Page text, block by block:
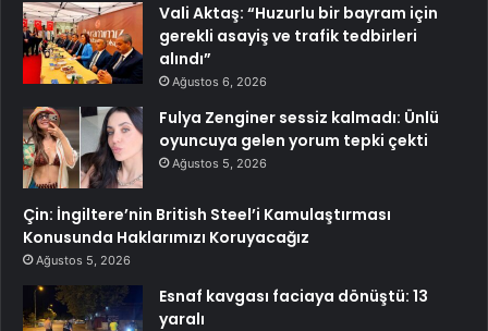
Vali Aktaş: “Huzurlu bir bayram için
gerekli asayiş ve trafik tedbirleri
alındı”
Ağustos 6, 2026
Fulya Zenginer sessiz kalmadı: Ünlü
oyuncuya gelen yorum tepki çekti
Ağustos 5, 2026
Çin: İngiltere’nin British Steel’i Kamulaştırması
Konusunda Haklarımızı Koruyacağız
Ağustos 5, 2026
Esnaf kavgası faciaya dönüştü: 13
yaralı